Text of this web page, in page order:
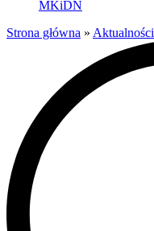
MKiDN
Strona główna » Aktualności